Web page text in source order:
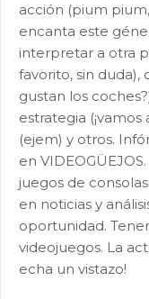
acción (pium
encanta este
interpretar a otra
favorito, sin duda),
gustan los
estrategia
(ejem) y otros.
en
juegos de
en noticias y
oportunidad.
videojuegos. La
echa un vistazo!